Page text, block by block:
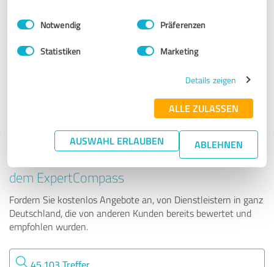
Impressum Datenschutzbestimmungen
Einwilligungsauswahl
Notwendig Präferenzen
Statistiken Marketing
Details zeigen
ALLE ZULASSEN
AUSWAHL ERLAUBEN ABLEHNEN
Tipp: Die passenden Experten finden - mit
dem ExpertCompass
Fordern Sie kostenlos Angebote an, von Dienstleistern in ganz
Deutschland, die von anderen Kunden bereits bewertet und
empfohlen wurden.